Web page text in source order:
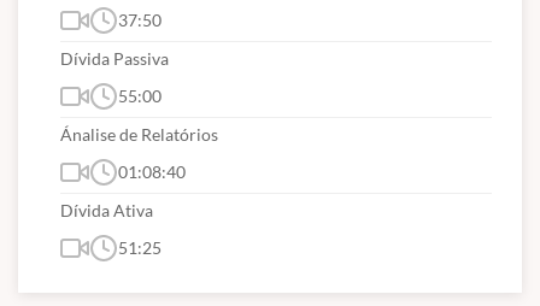
37:50
Dívida Passiva
55:00
Ánalise de Relatórios
01:08:40
Dívida Ativa
51:25